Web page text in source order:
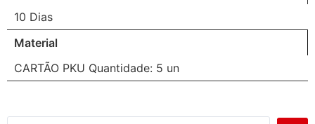
10 Dias
Material
CARTÃO PKU Quantidade: 5 un